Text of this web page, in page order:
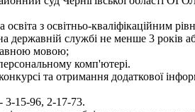
з освітньо-кваліфікаційним
державній службі не менше 3 років
мовою;
комп'ютері.
та отримання додаткової
3-15-96, 2-17-73.